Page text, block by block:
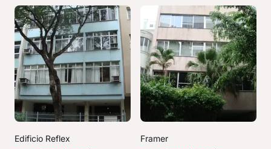
Edificio Reflex Framer